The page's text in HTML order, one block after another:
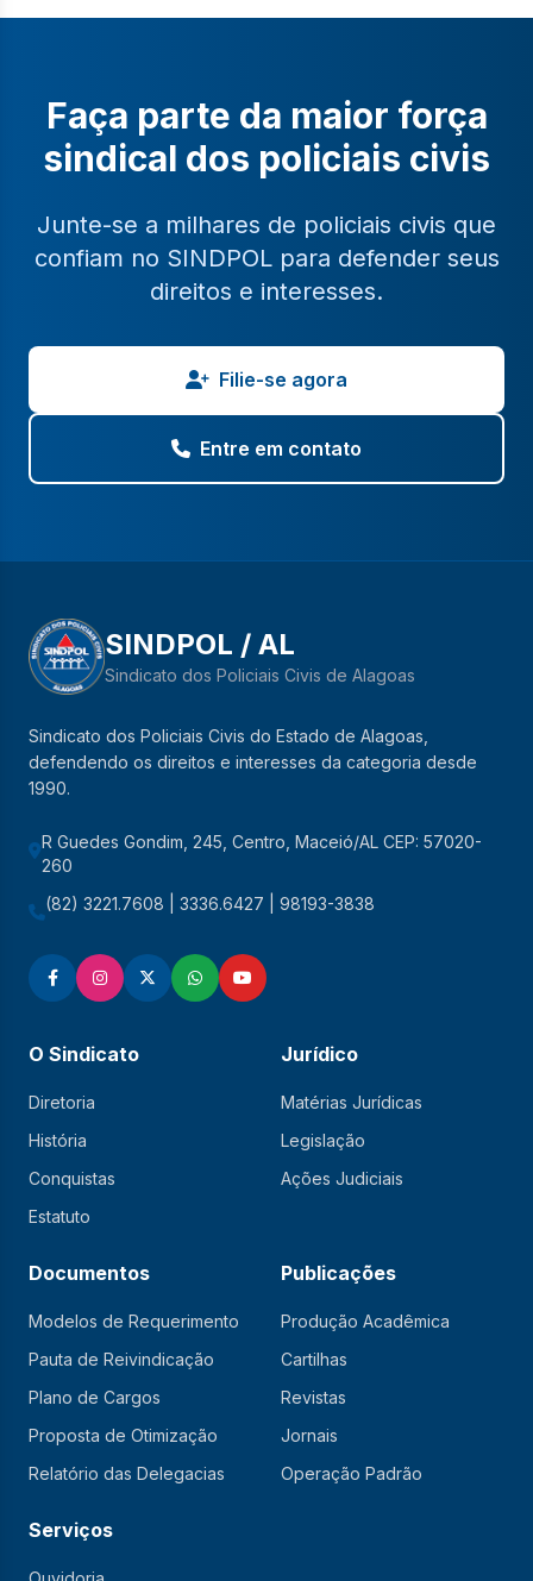
Faça parte da maior força
sindical dos policiais civis
Junte-se a milhares de policiais civis que
confiam no SINDPOL para defender seus
direitos e interesses.
Filie-se agora
Entre em contato
SINDPOL / AL
Sindicato dos Policiais Civis de Alagoas
Sindicato dos Policiais Civis do Estado de Alagoas,
defendendo os direitos e interesses da categoria desde
1990.
R Guedes Gondim, 245, Centro, Maceió/AL CEP: 57020-
260
(82) 3221.7608 | 3336.6427 | 98193-3838
O Sindicato
Diretoria
História
Conquistas
Estatuto
Jurídico
Matérias Jurídicas
Legislação
Ações Judiciais
Documentos
Modelos de Requerimento
Pauta de Reivindicação
Plano de Cargos
Proposta de Otimização
Relatório das Delegacias
Publicações
Produção Acadêmica
Cartilhas
Revistas
Jornais
Operação Padrão
Serviços